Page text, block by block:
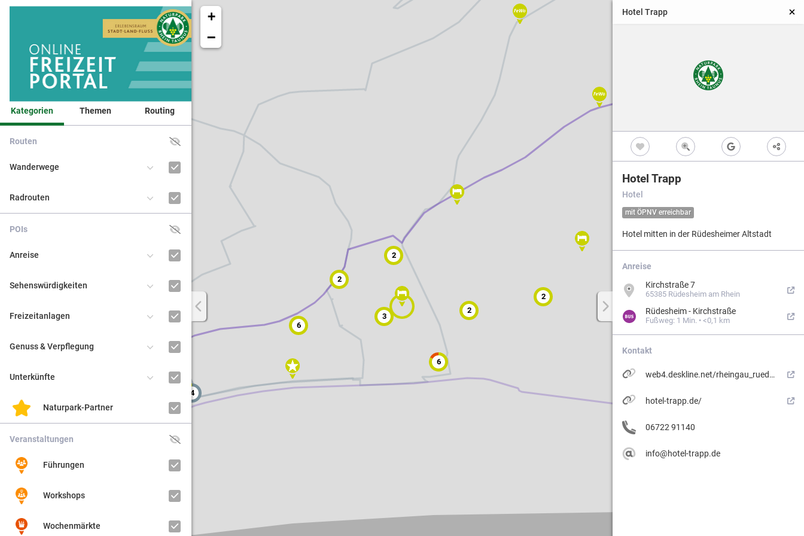
4
2
2
2
2
3
6
6
2
+
−
Kategorien Themen Routing
Routen
Wanderwege
Radrouten
POIs
Anreise
Sehenswürdigkeiten
Freizeitanlagen
Genuss & Verpflegung
Unterkünfte
Naturpark-Partner
Veranstaltungen
Führungen
Workshops
Wochenmärkte
Veranstaltungen
Kinder und Familien
Kultur
Barrierearme Wege
Freizeitwegenetz
Vollständig beschilderter Freizeitweg.
Freizeitwegenetz in Planung
Nicht beschilderter aber begehbarer Weg.
Knotenpunkt
Knoten mit Starttafel
Bietet eine Übersichtskarte des Wandergebiets
und i.d.R. einen Parkplatz. Eignet sich
besonders gut als Einstiegspunkt.
99 Ausgewählter Startknoten
Hotel Trapp
Hotel Trapp
Hotel
mit ÖPNV erreichbar
Hotel mitten in der Rüdesheimer Altstadt
Anreise
Kirchstraße 7
65385 Rüdesheim am Rhein
Rüdesheim - Kirchstraße
Fußweg: 1 Min. • <0,1 km
Kontakt
web4.deskline.net/rheingau_ruedes/de/accommodation/detail/RPT/4bbf14b6-2408-4cf7-93b9-5e6d348176d5/hotel_trapp?lkSCR=logo&customHeader=true&customFooter=true&AspxAutoDetectCookieSupport=1
hotel-trapp.de/
06722 91140
info@hotel-trapp.de